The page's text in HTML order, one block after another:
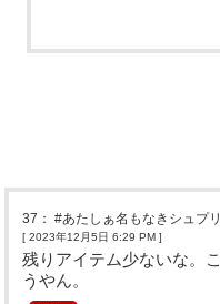
37 ：#あたしぁ名もなきシュプ
[ 2023年12月5日 6:29 PM ]
残りアイテム少ないな。
うやん。